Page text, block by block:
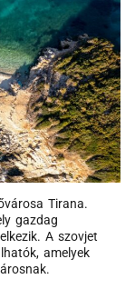
Tirana.
gazdag
A szovjet
amelyek